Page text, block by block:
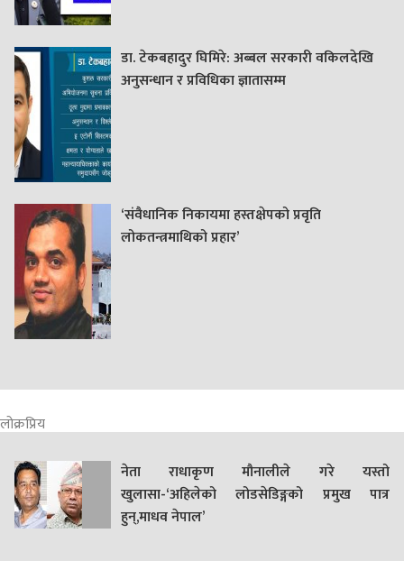
डा. टेकबहादुर घिमिरे: अब्बल सरकारी वकिलदेखि
अनुसन्धान र प्रविधिका ज्ञातासम्म
‘संवैधानिक निकायमा हस्तक्षेपको प्रवृति
लोकतन्त्रमाथिको प्रहार’
लोक्रप्रिय
नेता राधाकृण मौनालीले गरे यस्तो
खुलासा-‘अहिलेको लोडसेडिङ्गको प्रमुख पात्र
हुन्,माधव नेपाल’